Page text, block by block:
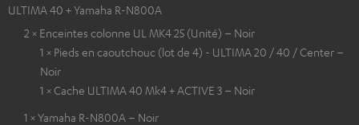
ULTIMA 40 + Yamaha R-N800A
2 × Enceintes colonne UL MK4 25 (Unité) – Noir
1 × Pieds en caoutchouc (lot de 4) - ULTIMA 20 / 40 / Center –
Noir
1 × Cache ULTIMA 40 Mk4 + ACTIVE 3 – Noir
1 × Yamaha R-N800A – Noir